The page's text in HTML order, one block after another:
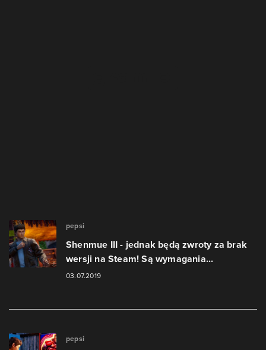
pepsi
Shenmue III - jednak będą zwroty za brak
wersji na Steam! Są wymagania...
03.07.2019
pepsi